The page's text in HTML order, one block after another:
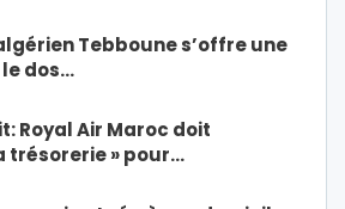
Tebboune s’offre une
dos…
Royal Air Maroc doit
trésorerie » pour…